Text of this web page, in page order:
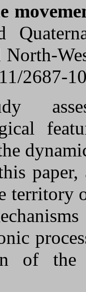
North-
2687-
territory
of the